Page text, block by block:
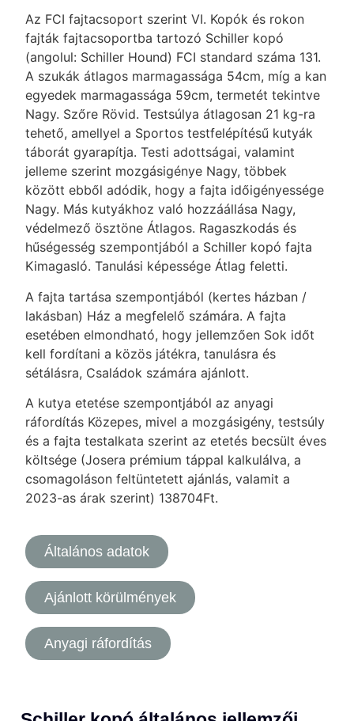
Az FCI fajtacsoport szerint VI. Kopók és rokon
fajták fajtacsoportba tartozó Schiller kopó
(angolul: Schiller Hound) FCI standard száma 131.
A szukák átlagos marmagassága 54cm, míg a kan
egyedek marmagassága 59cm, termetét tekintve
Nagy. Szőre Rövid. Testsúlya átlagosan 21 kg-ra
tehető, amellyel a Sportos testfelépítésű kutyák
táborát gyarapítja. Testi adottságai, valamint
jelleme szerint mozgásigénye Nagy, többek
között ebből adódik, hogy a fajta időigényessége
Nagy. Más kutyákhoz való hozzáállása Nagy,
védelmező ösztöne Átlagos. Ragaszkodás és
hűségesség szempontjából a Schiller kopó fajta
Kimagasló. Tanulási képessége Átlag feletti.
A fajta tartása szempontjából (kertes házban /
lakásban) Ház a megfelelő számára. A fajta
esetében elmondható, hogy jellemzően Sok időt
kell fordítani a közös játékra, tanulásra és
sétálásra, Családok számára ajánlott.
A kutya etetése szempontjából az anyagi
ráfordítás Közepes, mivel a mozgásigény, testsúly
és a fajta testalkata szerint az etetés becsült éves
költsége (Josera prémium táppal kalkulálva, a
csomagoláson feltüntetett ajánlás, valamit a
2023-as árak szerint) 138704Ft.
Általános adatok
Ajánlott körülmények
Anyagi ráfordítás